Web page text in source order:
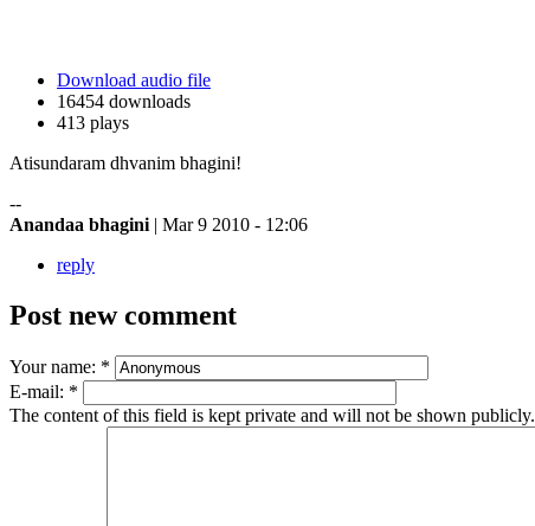
Download audio file
16454 downloads
413 plays
Atisundaram dhvanim bhagini!
--
Anandaa bhagini | Mar 9 2010 - 12:06
reply
Post new comment
Your name: *
E-mail: *
The content of this field is kept private and will not be shown publicly.